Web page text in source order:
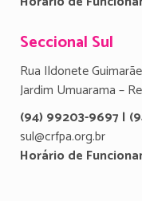
Seccional Sul
Rua Ildonete
Jardim Umuarama –
(94) 99203-9697 |
sul@crfpa.org.br
Horário de